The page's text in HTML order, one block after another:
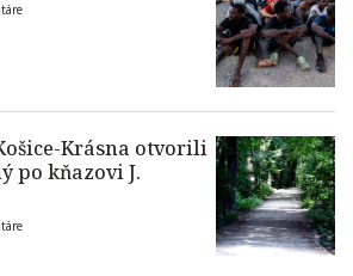
Krásna otvorili
po kňazovi J.